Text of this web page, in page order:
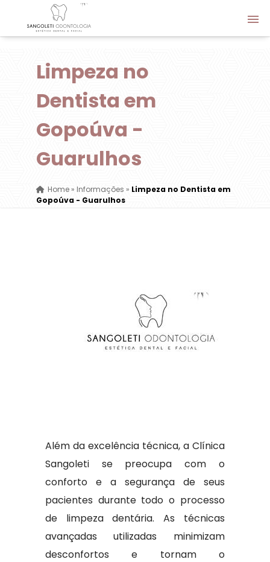
Limpeza no
Dentista em
Gopoúva -
Guarulhos
Home» Informações » Limpeza no Dentista em
Gopoúva - Guarulhos
Além da excelência técnica, a Clínica
Sangoleti se preocupa com o
conforto e a segurança de seus
pacientes durante todo o processo
de limpeza dentária. As técnicas
avançadas utilizadas minimizam
desconfortos e tornam o